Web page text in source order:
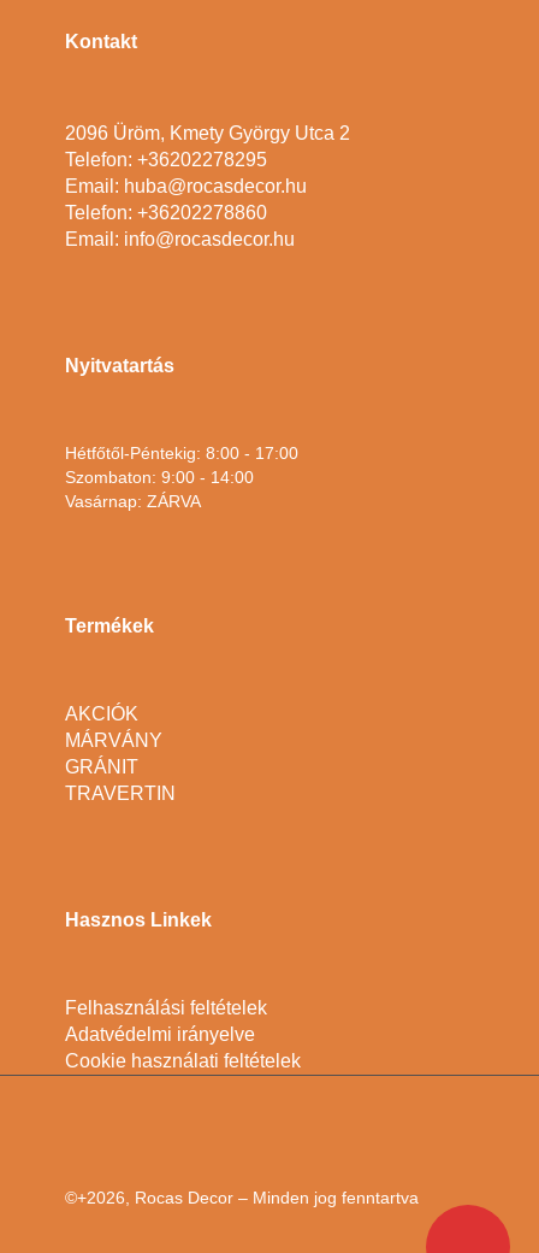
Kontakt
2096 Üröm, Kmety György Utca 2
Telefon: +36202278295
Email: huba@rocasdecor.hu
Telefon: +36202278860
Email: info@rocasdecor.hu
Nyitvatartás
Hétfőtől-Péntekig: 8:00 - 17:00
Szombaton: 9:00 - 14:00
Vasárnap: ZÁRVA
Termékek
AKCIÓK
MÁRVÁNY
GRÁNIT
TRAVERTIN
Hasznos Linkek
Felhasználási feltételek
Adatvédelmi irányelve
Cookie használati feltételek
©+2026, Rocas Decor – Minden jog fenntartva